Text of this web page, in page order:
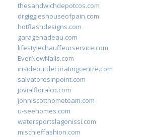
thesandwichdepotcos.com
drgiggleshouseofpain.com
hotflashdesigns.com
garagenadeau.com
lifestylechauffeurservice.com
EverNewNails.com
insideoutdecoratingcentre.com
salvatoresinpoint.com
jovialfloralco.com
johnlscotthometeam.com
u-seehomes.com
watersportslagonissi.com
mischieffashion.com